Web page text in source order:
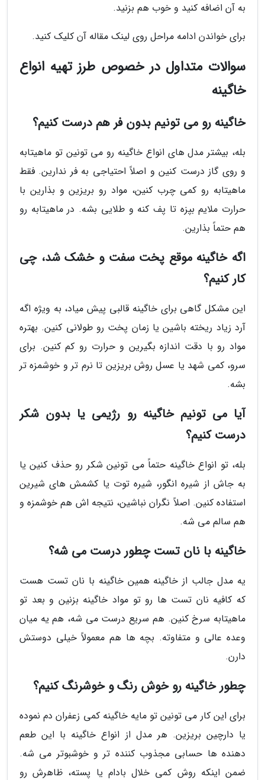
به آن اضافه کنید و خوب هم بزنید.
برای خواندن ادامه مراحل روی لینک مقاله آن کلیک کنید.
سوالات متداول در خصوص طرز تهیه انواع
خاگینه
خاگینه رو می تونیم بدون فر هم درست کنیم؟
بله، بیشتر مدل های انواع خاگینه رو می تونین تو ماهیتابه
و روی گاز درست کنین و اصلاً احتیاجی به فر ندارین. فقط
ماهیتابه رو کمی چرب کنین، مواد رو بریزین و بذارین با
حرارت ملایم بپزه تا پف کنه و طلایی بشه. در ماهیتابه رو
هم حتماً بذارین.
اگه خاگینه موقع پخت سفت و خشک شد، چی
کار کنیم؟
این مشکل گاهی برای خاگینه قالبی پیش میاد، به ویژه اگه
آرد زیاد ریخته باشین یا زمان پخت رو طولانی کنین. بهتره
مواد رو با دقت اندازه بگیرین و حرارت رو کم کنین. برای
سرو، کمی شهد یا عسل روش بریزین تا نرم تر و خوشمزه تر
بشه.
آیا می تونیم خاگینه رو رژیمی یا بدون شکر
درست کنیم؟
بله، تو انواع خاگینه حتماً می تونین شکر رو حذف کنین یا
به جاش از شیره انگور، شیره توت یا کشمش های شیرین
استفاده کنین. اصلاً نگران نباشین، نتیجه اش هم خوشمزه و
هم سالم می شه.
خاگینه با نان تست چطور درست می شه؟
یه مدل جالب از خاگینه همین خاگینه با نان تست هست
که کافیه نان تست ها رو تو مواد خاگینه بزنین و بعد تو
ماهیتابه سرخ کنین. هم سریع درست می شه، هم یه میان
وعده عالی و متفاوته. بچه ها هم معمولاً خیلی دوستش
دارن.
چطور خاگینه رو خوش رنگ و خوشرنگ کنیم؟
برای این کار می تونین تو مایه خاگینه کمی زعفران دم نموده
یا دارچین بریزین. هر مدل از انواع خاگینه با این طعم
دهنده ها حسابی مجذوب کننده تر و خوشبوتر می شه.
ضمن اینکه روش کمی خلال بادام یا پسته، ظاهرش رو